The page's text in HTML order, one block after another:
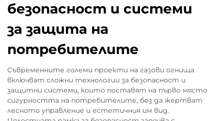
безопасност и системи
за защита на
потребителите
Съвременните големи проекти на газови огнища
включват сложни технологии за безопасност и
защитни системи, които поставят на първо място
сигурността на потребителите, без да жертват
лесното управление и естетичния им вид.